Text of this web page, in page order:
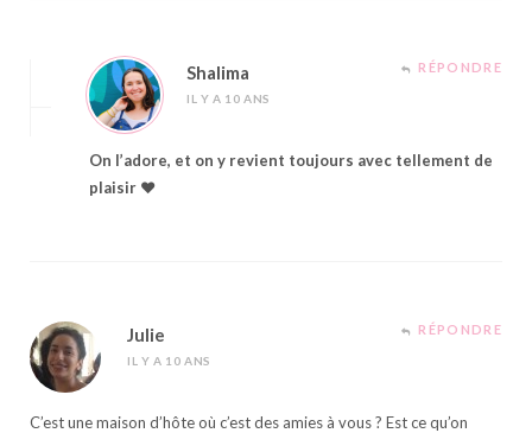
Shalima
IL Y A 10 ANS
RÉPONDRE
On l’adore, et on y revient toujours avec tellement de
plaisir ♥
Julie
IL Y A 10 ANS
RÉPONDRE
C’est une maison d’hôte où c’est des amies à vous ? Est ce qu’on